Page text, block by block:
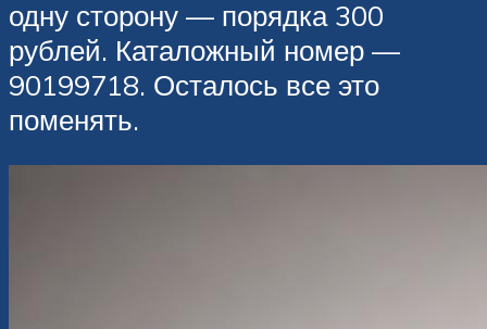
одну сторону — порядка 300
рублей. Каталожный номер —
90199718. Осталось все это
поменять.